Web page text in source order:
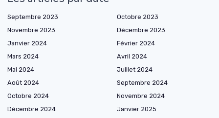
Septembre 2023
Octobre 2023
Novembre 2023
Décembre 2023
Janvier 2024
Février 2024
Mars 2024
Avril 2024
Mai 2024
Juillet 2024
Août 2024
Septembre 2024
Octobre 2024
Novembre 2024
Décembre 2024
Janvier 2025